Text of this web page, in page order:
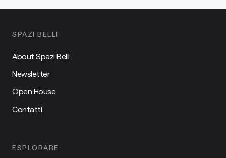
SPAZI BELLI
About Spazi Belli
Newsletter
Open House
Contatti
ESPLORARE